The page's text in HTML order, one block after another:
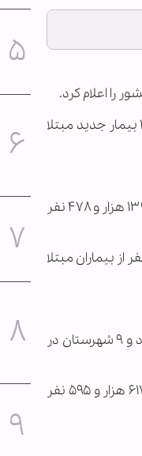
را اعلام کرد.
براساس این گزارش از دیروز تا امروز ۲۷ اسفندماه ۱۴۰۰ و بر اساس معیارهای قطعی تشخیصی، دو هزار و ۱۷۵ بیمار جدید مبتلا
در طول ۲۴ ساعت گذشته، ۹۱ بیمار کووید ۱۹ جان خود را از دست دادند و مجموع جان باختگان این بیماری به ۱۳۹ هزار و ۴۷۸ نفر
میلیون ۸۱۲ هزار و ۵ نفر از بیماران، بهبود یافته و یا از بیمارستان‌ها ترخیص شده‌اند. دو هزار و ۱۶۷ نفر از بیماران مبتلا
در حال حاضر ۹۹ شهرستان در وضعیت قرمز، ۱۸۶ شهرستان در وضعیت نارنجی، ۱۵۴ شهرستان در وضعیت زرد و ۹ شهرستان در
تاکنون ۶۳ میلیون و ۷۲۸ هزار و ۱۱۸ نفر دوز اول، ۵۶ میلیون و ۴۸۶ هزار و ۶۱۲ نفر دوز دوم و ۲۵ میلیون و ۶۱۷ هزار و ۵۹۵ نفر